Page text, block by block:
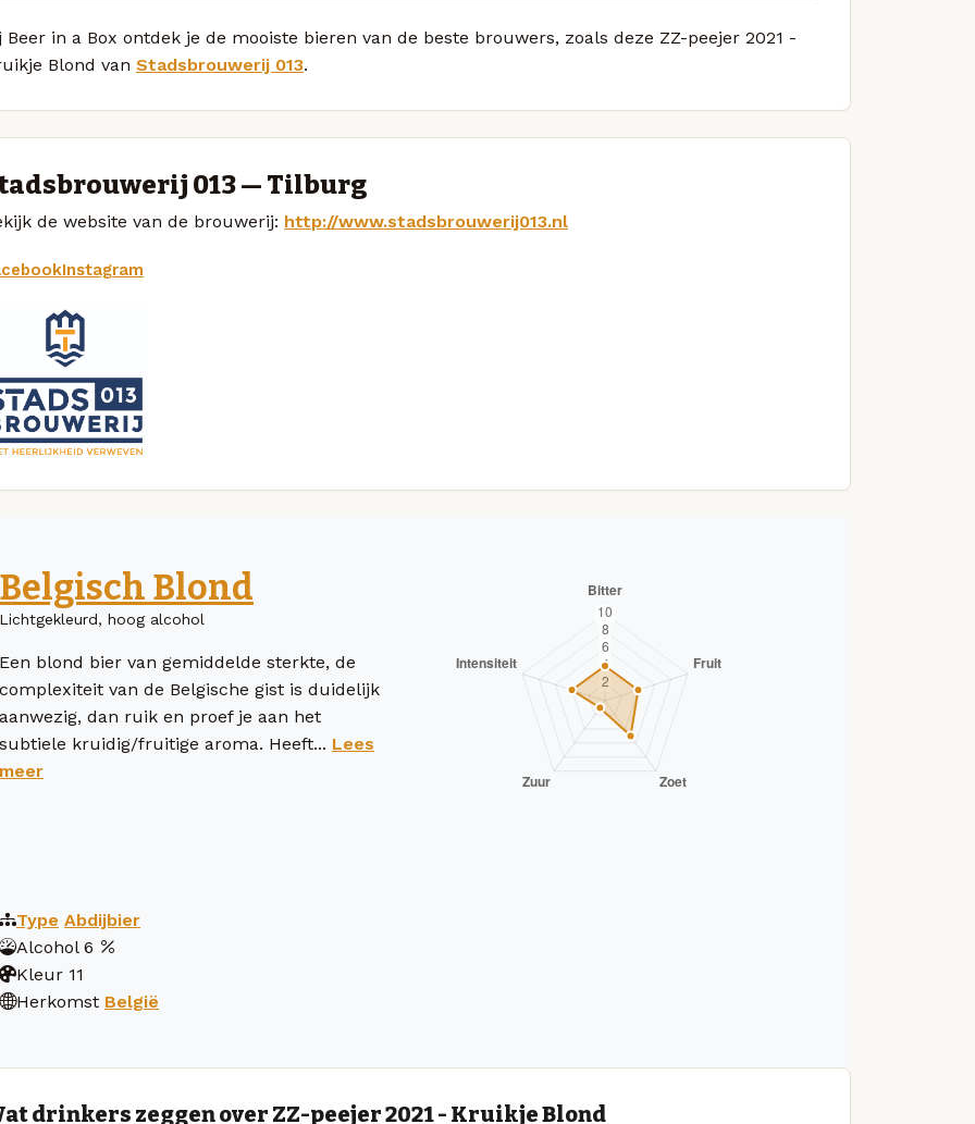
Beer in a Box ontdek je de mooiste bieren van de beste brouwers, zoals deze ZZ-peejer 2021 -
Blond van Stadsbrouwerij 013.
013 — Tilburg
de website van de brouwerij: http://www.stadsbrouwerij013.nl
Instagram
Belgisch Blond
Lichtgekleurd, hoog alcohol
Een blond bier van gemiddelde sterkte, de
complexiteit van de Belgische gist is duidelijk
aanwezig, dan ruik en proef je aan het
subtiele kruidig/fruitige aroma. Heeft... Lees
meer
Type Abdijbier
Alcohol 6
Kleur 11
Herkomst België
drinkers zeggen over ZZ-peejer 2021 - Kruikje Blond